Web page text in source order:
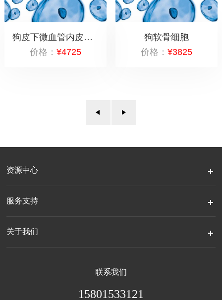
狗皮下微血管内皮细胞
价格：¥4725
狗软骨细胞
价格： ¥3825
资源中心
服务支持
关于我们
联系我们
15801533121